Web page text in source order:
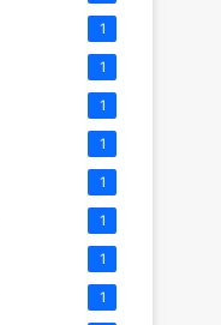
1
1
1
1
1
1
1
1